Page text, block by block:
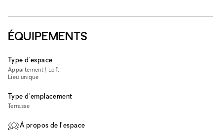
ÉQUIPEMENTS
Type d'espace
Appartement / Loft
Lieu unique
Type d'emplacement
Terrasse
À propos de l'espace